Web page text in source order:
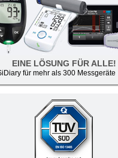
EINE LÖSUNG FÜR ALLE!
für mehr als 300 Messgeräte